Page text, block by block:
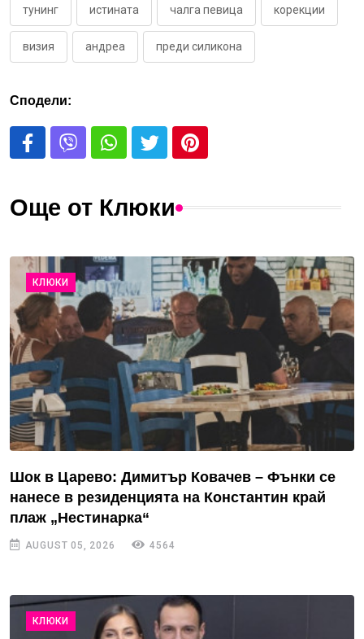
тунинг истината чалга певица корекции
визия андреа преди силикона
Сподели:
Още от Клюки
КЛЮКИ
Шок в Царево: Димитър Ковачев – Фънки се
нанесе в резиденцията на Константин край
плаж „Нестинарка“
AUGUST 05, 2026 4564
КЛЮКИ